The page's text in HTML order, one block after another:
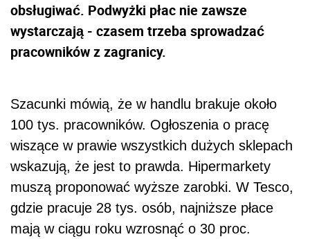
obsługiwać. Podwyżki płac nie zawsze
wystarczają - czasem trzeba sprowadzać
pracowników z zagranicy.
Szacunki mówią, że w handlu brakuje około
100 tys. pracowników. Ogłoszenia o pracę
wiszące w prawie wszystkich dużych sklepach
wskazują, że jest to prawda. Hipermarkety
muszą proponować wyższe zarobki. W Tesco,
gdzie pracuje 28 tys. osób, najniższe płace
mają w ciągu roku wzrosnąć o 30 proc.